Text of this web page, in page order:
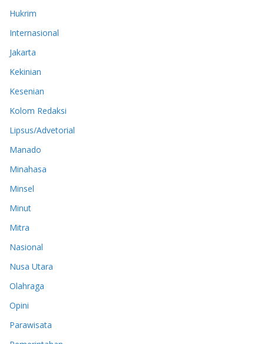
Hukrim
Internasional
Jakarta
Kekinian
Kesenian
Kolom Redaksi
Lipsus/Advetorial
Manado
Minahasa
Minsel
Minut
Mitra
Nasional
Nusa Utara
Olahraga
Opini
Parawisata